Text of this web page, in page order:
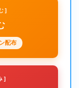
]
配布
]